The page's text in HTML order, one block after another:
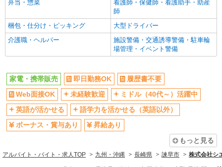
弁当・惣菜
看護師・保健師・看護助手・助産
師
梱包・仕分け・ピッキング
大型ドライバー
介護職・ヘルパー
施設警備・交通誘導警備・駐車輪
場管理・イベント警備
家電・携帯販売 即日勤務OK
履歴書不要
Web面接OK
未経験歓迎
ミドル（40代～）活躍中
英語が活かせる
語学力を活かせる（英語以外）
ボーナス・賞与あり
昇給あり
もっと見る
アルバイト・バイト・求人TOP 九州・沖縄 長崎県 諫早市 株式会社シ